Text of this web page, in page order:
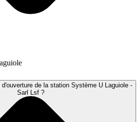
de la station Système U Laguiole -
Sarl Lsf ?